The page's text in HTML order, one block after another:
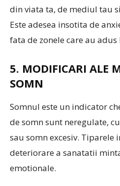
din viata ta, de mediul tau
Este adesea insotita de
fata de zonele care au
5. MODIFICARI ALE
SOMN
Somnul este un indicator
de somn sunt neregulate,
sau somn excesiv. Tiparele
deteriorare a sanatatii
emotionale.